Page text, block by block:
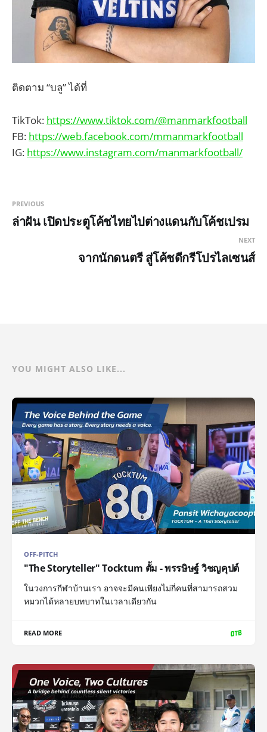
ติดตาม “บลู” ได้ที่
TikTok: https://www.tiktok.com/@manmarkfootball
FB: https://web.facebook.com/mmanmarkfootball
IG: https://www.instagram.com/manmarkfootball/
PREVIOUS
ล่าฝัน เปิดประตูโค้ชไทยไปต่างแดนกับโค้ชเปรม
NEXT
จากนักดนตรี สู่โค้ชดีกรีโปรไลเซนส์
YOU MIGHT ALSO LIKE...
OFF-PITCH
"The Storyteller" Tocktum ตั้ม - พรรษิษฐ์ วิชญคุปต์
ในวงการกีฬาบ้านเรา อาจจะมีคนเพียงไม่กี่คนที่สามารถสวม
หมวกได้หลายบทบาทในเวลาเดียวกัน
READ MORE